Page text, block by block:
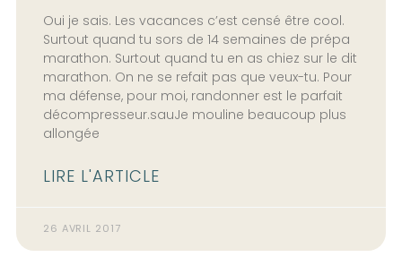
Oui je sais. Les vacances c’est censé être cool.
Surtout quand tu sors de 14 semaines de prépa
marathon. Surtout quand tu en as chiez sur le dit
marathon. On ne se refait pas que veux-tu. Pour
ma défense, pour moi, randonner est le parfait
décompresseur.sauJe mouline beaucoup plus
allongée
LIRE L'ARTICLE
26 AVRIL 2017